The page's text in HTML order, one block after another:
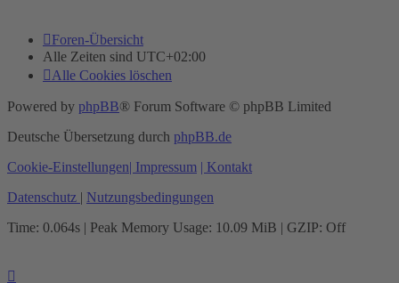
Foren-Übersicht
Alle Zeiten sind UTC+02:00
Alle Cookies löschen
Powered by phpBB® Forum Software © phpBB Limited
Deutsche Übersetzung durch phpBB.de
Cookie-Einstellungen| Impressum | Kontakt
Datenschutz | Nutzungsbedingungen
Time: 0.064s | Peak Memory Usage: 10.09 MiB | GZIP: Off